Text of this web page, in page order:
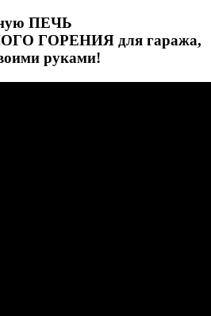
ПЕЧЬ
ГОРЕНИЯ для гаража,
руками!